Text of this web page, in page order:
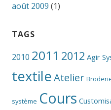
août 2009 (1)
TAGS
2010 2011 2012 Agir
textileAtelier
système Cours